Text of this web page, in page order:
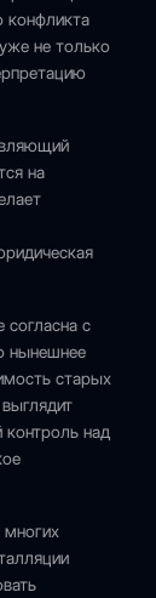
конфликта
не только
на
согласна с
нынешнее
старых
над
многих